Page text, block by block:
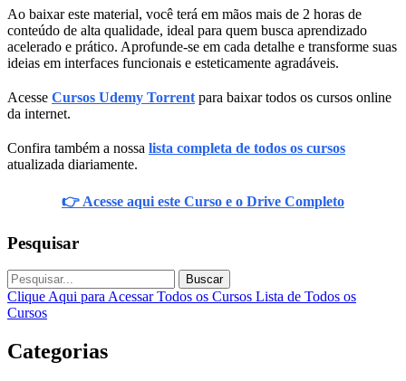
Ao baixar este material, você terá em mãos mais de 2 horas de
conteúdo de alta qualidade, ideal para quem busca aprendizado
acelerado e prático. Aprofunde-se em cada detalhe e transforme suas
ideias em interfaces funcionais e esteticamente agradáveis.
Acesse Cursos Udemy Torrent para baixar todos os cursos online
da internet.
Confira também a nossa lista completa de todos os cursos
atualizada diariamente.
👉 Acesse aqui este Curso e o Drive Completo
Pesquisar
Buscar
Clique Aqui para Acessar Todos os Cursos Lista de Todos os
Cursos
Categorias